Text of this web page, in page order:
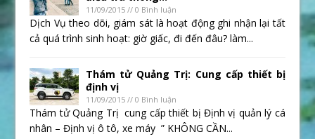
11/09/2015 // 0 Bình luận
Dịch Vụ theo dõi, giám sát là hoạt động ghi nhận lại tất
cả quá trình sinh hoạt: giờ giấc, đi đến đâu? làm...
Thám tử Quảng Trị: Cung cấp thiết bị
định vị
11/09/2015 // 0 Bình luận
Thám tử Quảng Trị cung cấp thiết bị Định vị quản lý cá
nhân – Định vị ô tô, xe máy ” KHÔNG CẦN...